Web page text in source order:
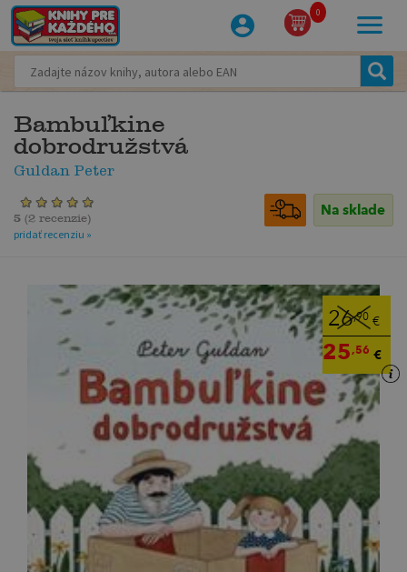
0
Bambuľkine
dobrodružstvá
Guldan Peter
Na sklade
5 (2 recenzie)
pridať recenziu »
26,90 €
25,56 €